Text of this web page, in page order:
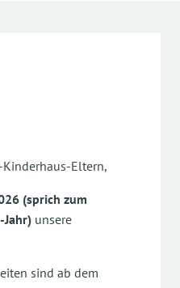
Kinderhaus-Eltern,
(sprich zum
Jahr) unsere
sind ab dem